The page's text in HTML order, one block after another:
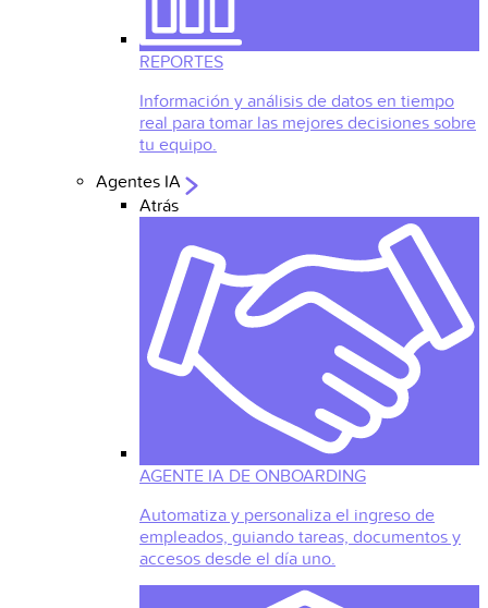
REPORTES
Información y análisis de datos en tiempo
real para tomar las mejores decisiones sobre
tu equipo.
Agentes IA
Atrás
AGENTE IA DE ONBOARDING
Automatiza y personaliza el ingreso de
empleados, guiando tareas, documentos y
accesos desde el día uno.